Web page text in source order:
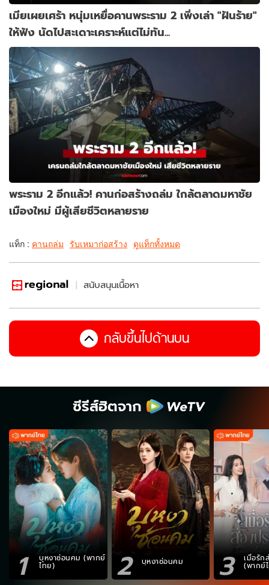
เมียเผยเศร้า หนุ่มเหยื่อคานพระราม 2 เพิ่งเล่า "ฝันร้าย"
ให้ฟัง นัดไปสะเดาะเคราะห์แต่ไม่ทัน...
พระราม 2 อีกแล้ว! คานก่อสร้างถล่ม ใกล้ตลาดมหาชัย
เมืองใหม่ มีผู้เสียชีวิตหลายราย
แท็ก : คานถล่ม รับเหมาก่อสร้าง ดูแท็กทั้งหมด
สนับสนุนเนื้อหา
กลับขึ้นไปด้านบน
ซีรีส์ฮิตจาก
1 บุหงาซ่อนคม (พากย์
ไทย) 2 บุหงาซ่อนคม 3 เมื่อรัก
(พากย์